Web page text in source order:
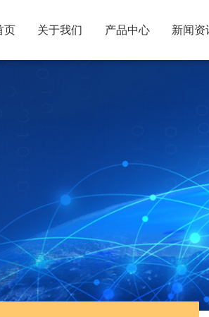
页 关于我们 产品中心 新闻资